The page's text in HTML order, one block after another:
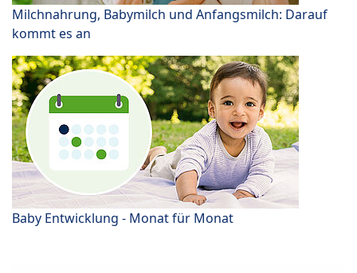
Milchnahrung, Babymilch und Anfangsmilch: Darauf
kommt es an
Baby Entwicklung - Monat für Monat